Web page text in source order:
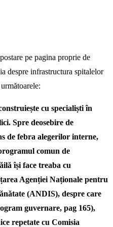
pe pagina proprie de
despre infrastructura spitalelor
cu specialiști în
Spre deosebire de
de febra alegerilor interne,
comun de
își face treaba cu
Agenției Naționale pentru
(ANDIS), despre care
guvernare, pag 165),
repetate cu Comisia